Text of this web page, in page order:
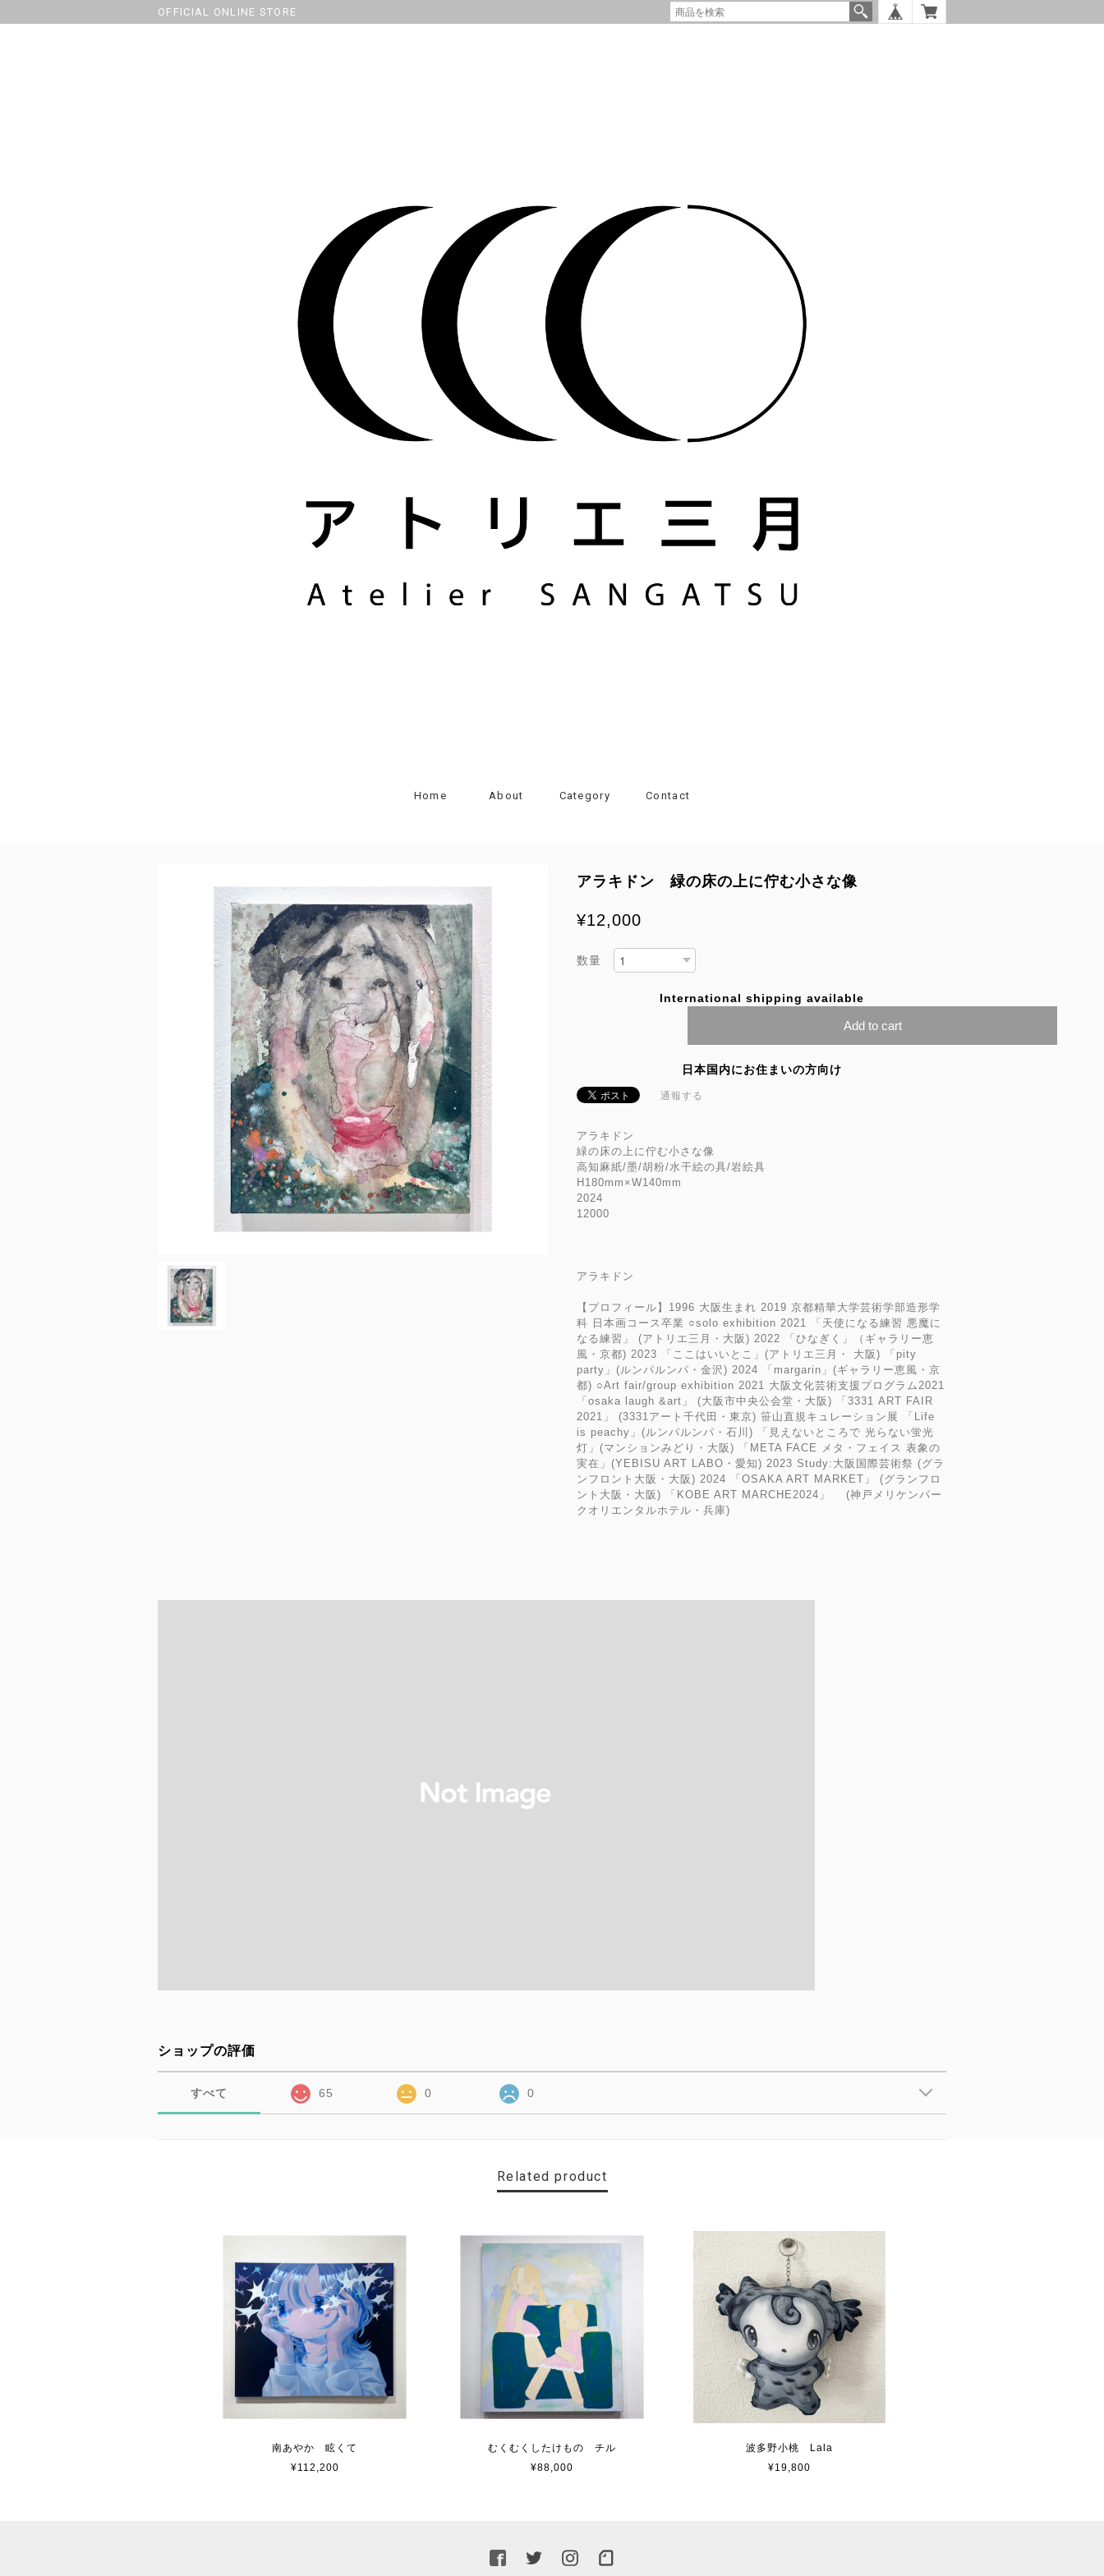
OFFICIAL ONLINE STORE
Home About Category Contact
アラキドン 緑の床の上に佇む小さな像
¥12,000
数量
International shipping available
Add to cart
日本国内にお住まいの方向け
通報する
アラキドン
緑の床の上に佇む小さな像
高知麻紙/墨/胡粉/水干絵の具/岩絵具
H180mm×W140mm
2024
12000
アラキドン
【プロフィール】1996 大阪生まれ 2019 京都精華大学芸術学部造形学
科 日本画コース卒業 ○solo exhibition 2021 「天使になる練習 悪魔に
なる練習」 (アトリエ三月・大阪) 2022 「ひなぎく」（ギャラリー恵
風・京都) 2023 「ここはいいとこ」(アトリエ三月・ 大阪) 「pity
party」(ルンパルンパ・金沢) 2024 「margarin」(ギャラリー恵風・京
都) ○Art fair/group exhibition 2021 大阪文化芸術支援プログラム2021
「osaka laugh &art」 (大阪市中央公会堂・大阪) 「3331 ART FAIR
2021」 (3331アート千代田・東京) 笹山直規キュレーション展 「Life
is peachy」(ルンパルンパ・石川) 「見えないところで 光らない蛍光
灯」(マンションみどり・大阪) 「META FACE メタ・フェイス 表象の
実在」(YEBISU ART LABO・愛知) 2023 Study:大阪国際芸術祭 (グラ
ンフロント大阪・大阪) 2024 「OSAKA ART MARKET」 (グランフロ
ント大阪・大阪) 「KOBE ART MARCHE2024」 (神戸メリケンパー
クオリエンタルホテル・兵庫)
ショップの評価
すべて 65 0 0
Related product
南あやか 眩くて
¥112,200
むくむくしたけもの チル
¥88,000
波多野小桃 Lala
¥19,800